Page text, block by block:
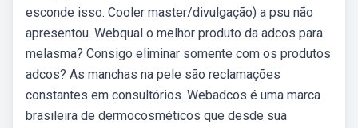
esconde isso. Cooler master/divulgação) a psu não
apresentou. Webqual o melhor produto da adcos para
melasma? Consigo eliminar somente com os produtos
adcos? As manchas na pele são reclamações
constantes em consultórios. Webadcos é uma marca
brasileira de dermocosméticos que desde sua